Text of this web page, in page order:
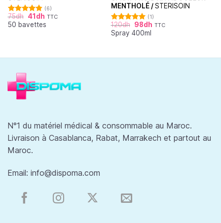
Note
4.83
sur 5
(6)
75dh 41 dh TTC
50 bavettes
MENTHOLÉ /STERISOIN
Note5.00
sur 5
(1)
120dh 98dh TTC
Spray 400ml
N°1 du matériel médical & consommable au Maroc.
Livraison à Casablanca, Rabat, Marrakech et partout au
Maroc.
Email: info@dispoma.com